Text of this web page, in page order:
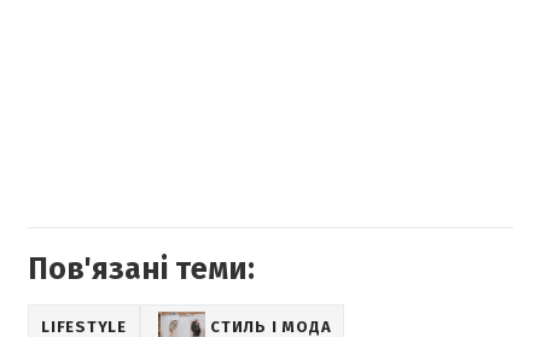
Пов'язані теми:
LIFESTYLE СТИЛЬ І МОДА